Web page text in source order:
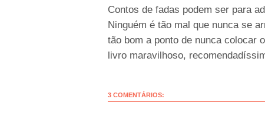
Contos de fadas podem ser para
Ninguém é tão mal que nunca se
tão bom a ponto de nunca colocar
livro maravilhoso,
3 COMENTÁRIOS: